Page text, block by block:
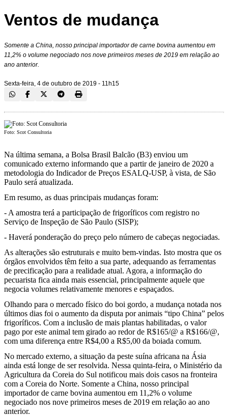
Ventos de mudança
Somente a China, nosso principal importador de carne bovina aumentou em
11,2% o volume negociado nos nove primeiros meses de 2019 em relação ao
ano anterior.
Sexta-feira, 4 de outubro de 2019 - 11h15
Foto: Scot Consultoria
Na última semana, a Bolsa Brasil Balcão (B3) enviou um
comunicado externo informando que a partir de janeiro de 2020 a
metodologia do Indicador de Preços ESALQ-USP, à vista, de São
Paulo será atualizada.
Em resumo, as duas principais mudanças foram:
- A amostra terá a participação de frigoríficos com registro no
Serviço de Inspeção de São Paulo (SISP);
- Haverá ponderação do preço pelo número de cabeças negociadas.
As alterações são estruturais e muito bem-vindas. Isto mostra que os
órgãos envolvidos têm feito a sua parte, adequando as ferramentas
de precificação para a realidade atual. Agora, a informação do
pecuarista fica ainda mais essencial, principalmente aquele que
negocia volumes relativamente menores e espaçados.
Olhando para o mercado físico do boi gordo, a mudança notada nos
últimos dias foi o aumento da disputa por animais “tipo China” pelos
frigoríficos. Com a inclusão de mais plantas habilitadas, o valor
pago por este animal tem girado ao redor de R$165/@ a R$166/@,
com uma diferença entre R$4,00 a R$5,00 da boiada comum.
No mercado externo, a situação da peste suína africana na Ásia
ainda está longe de ser resolvida. Nessa quinta-feira, o Ministério da
Agricultura da Coreia do Sul notificou mais dois casos na fronteira
com a Coreia do Norte. Somente a China, nosso principal
importador de carne bovina aumentou em 11,2% o volume
negociado nos nove primeiros meses de 2019 em relação ao ano
anterior.